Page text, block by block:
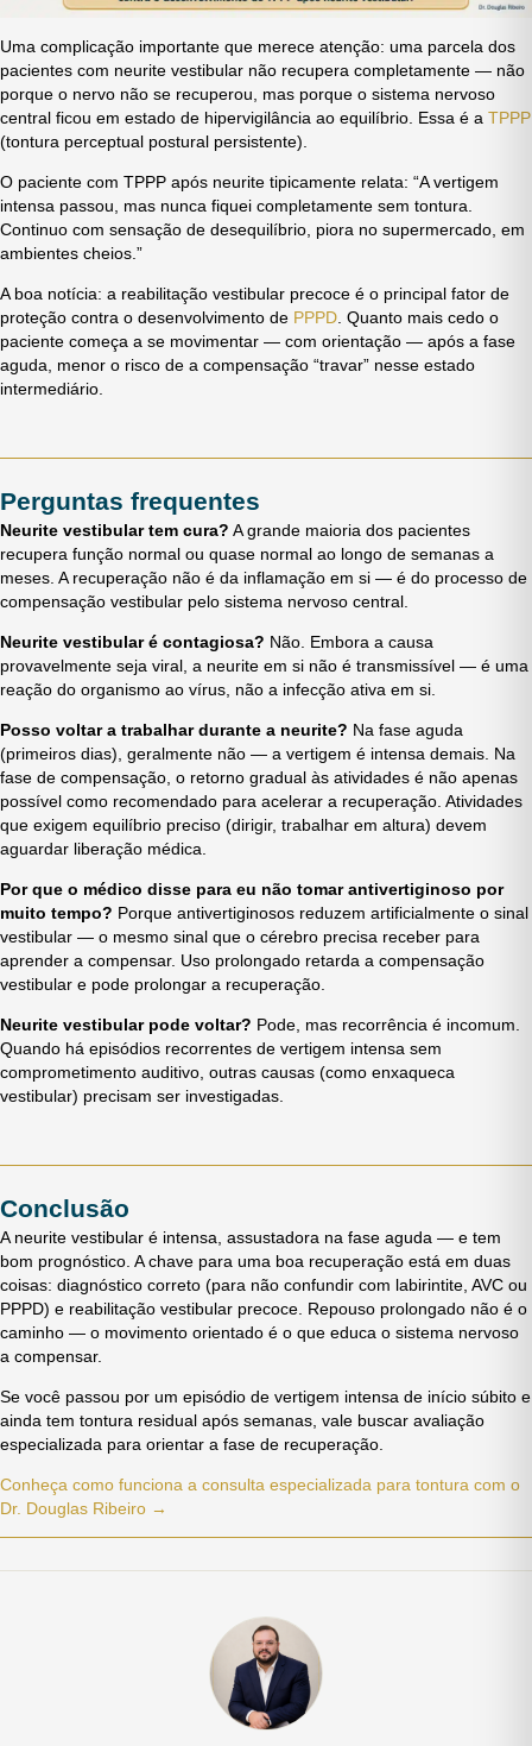
Uma complicação importante que merece atenção: uma parcela dos
pacientes com neurite vestibular não recupera completamente — não
porque o nervo não se recuperou, mas porque o sistema nervoso
central ficou em estado de hipervigilância ao equilíbrio. Essa é a TPPP
(tontura perceptual postural persistente).
O paciente com TPPP após neurite tipicamente relata: “A vertigem
intensa passou, mas nunca fiquei completamente sem tontura.
Continuo com sensação de desequilíbrio, piora no supermercado, em
ambientes cheios.”
A boa notícia: a reabilitação vestibular precoce é o principal fator de
proteção contra o desenvolvimento de PPPD. Quanto mais cedo o
paciente começa a se movimentar — com orientação — após a fase
aguda, menor o risco de a compensação “travar” nesse estado
intermediário.
Perguntas frequentes
Neurite vestibular tem cura? A grande maioria dos pacientes
recupera função normal ou quase normal ao longo de semanas a
meses. A recuperação não é da inflamação em si — é do processo de
compensação vestibular pelo sistema nervoso central.
Neurite vestibular é contagiosa? Não. Embora a causa
provavelmente seja viral, a neurite em si não é transmissível — é uma
reação do organismo ao vírus, não a infecção ativa em si.
Posso voltar a trabalhar durante a neurite? Na fase aguda
(primeiros dias), geralmente não — a vertigem é intensa demais. Na
fase de compensação, o retorno gradual às atividades é não apenas
possível como recomendado para acelerar a recuperação. Atividades
que exigem equilíbrio preciso (dirigir, trabalhar em altura) devem
aguardar liberação médica.
Por que o médico disse para eu não tomar antivertiginoso por
muito tempo? Porque antivertiginosos reduzem artificialmente o sinal
vestibular — o mesmo sinal que o cérebro precisa receber para
aprender a compensar. Uso prolongado retarda a compensação
vestibular e pode prolongar a recuperação.
Neurite vestibular pode voltar? Pode, mas recorrência é incomum.
Quando há episódios recorrentes de vertigem intensa sem
comprometimento auditivo, outras causas (como enxaqueca
vestibular) precisam ser investigadas.
Conclusão
A neurite vestibular é intensa, assustadora na fase aguda — e tem
bom prognóstico. A chave para uma boa recuperação está em duas
coisas: diagnóstico correto (para não confundir com labirintite, AVC ou
PPPD) e reabilitação vestibular precoce. Repouso prolongado não é o
caminho — o movimento orientado é o que educa o sistema nervoso
a compensar.
Se você passou por um episódio de vertigem intensa de início súbito e
ainda tem tontura residual após semanas, vale buscar avaliação
especializada para orientar a fase de recuperação.
Conheça como funciona a consulta especializada para tontura com o
Dr. Douglas Ribeiro →